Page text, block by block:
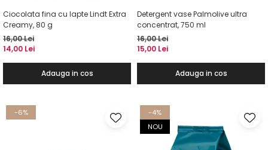
Ciocolata fina cu lapte Lindt Extra
Creamy, 80 g
16,00 Lei
14,00 Lei
Adauga in cos
Detergent vase Palmolive ultra
concentrat, 750 ml
16,00 Lei
15,00 Lei
Adauga in cos
-6%
-4%
NOU